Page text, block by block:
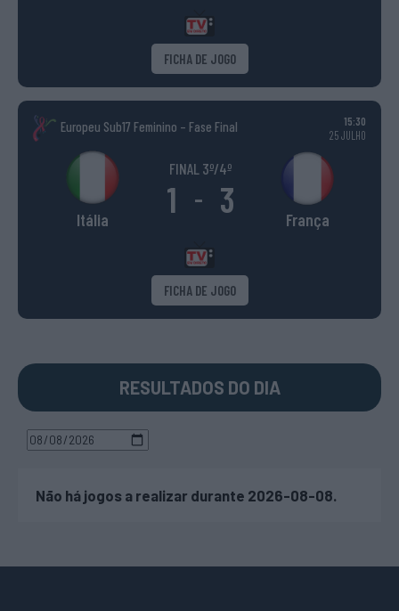
FICHA DE JOGO
Europeu Sub17 Feminino – Fase Final
15:30
25 JULHO
Itália
FINAL 3º/4º
1 - 3 França
FICHA DE JOGO
RESULTADOS DO DIA
Não há jogos a realizar durante 2026-08-08.